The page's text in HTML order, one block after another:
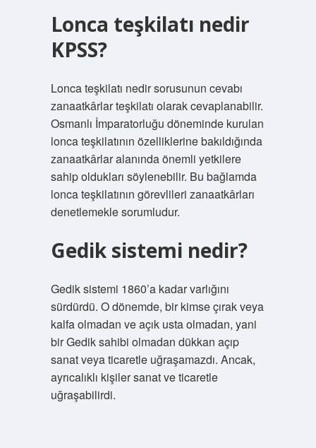
Lonca teşkilatı nedir
KPSS?
Lonca teşkilatı nedir sorusunun cevabı
zanaatkârlar teşkilatı olarak cevaplanabilir.
Osmanlı İmparatorluğu döneminde kurulan
lonca teşkilatının özelliklerine bakıldığında
zanaatkârlar alanında önemli yetkilere
sahip oldukları söylenebilir. Bu bağlamda
lonca teşkilatının görevlileri zanaatkârları
denetlemekle sorumludur.
Gedik sistemi nedir?
Gedik sistemi 1860’a kadar varlığını
sürdürdü. O dönemde, bir kimse çırak veya
kalfa olmadan ve açık usta olmadan, yani
bir Gedik sahibi olmadan dükkan açıp
sanat veya ticaretle uğraşamazdı. Ancak,
ayrıcalıklı kişiler sanat ve ticaretle
uğraşabilirdi.